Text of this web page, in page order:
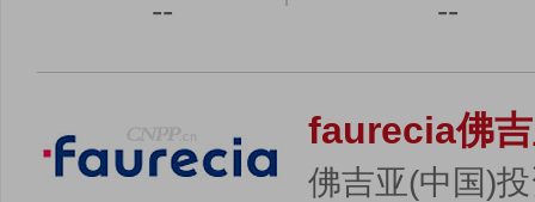
-- --
faurecia佛
佛吉亚(中国)